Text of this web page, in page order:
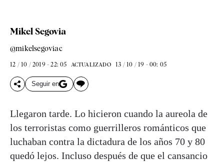
Mikel Segovia
@mikelsegoviac
12 / 10 / 2019 - 22: 05 ACTUALIZADO 13 / 10 / 19 - 00: 05
Seguir en
Llegaron tarde. Lo hicieron cuando la aureola de
los terroristas como guerrilleros románticos que
luchaban contra la dictadura de los años 70 y 80
quedó lejos. Incluso después de que el cansancio